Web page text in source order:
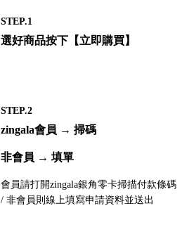
STEP.1
選好商品按下【立即購買】
STEP.2
zingala會員 → 掃碼
非會員 → 填單
會員請打開zingala銀角零卡掃描付款條碼
/ 非會員則線上填寫申請資料並送出